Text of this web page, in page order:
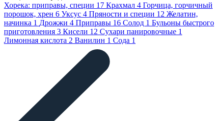
Хорека: приправы, специи 17 Крахмал 4 Горчица, горчичный
порошок, хрен 6 Уксус 4 Пряности и специи 12 Желатин,
начинка 1 Дрожжи 4 Приправы 16 Солод 1 Бульоны быстрого
приготовления 3 Кисели 12 Сухари панировочные 1
Лимонная кислота 2 Ванилин 1 Сода 1